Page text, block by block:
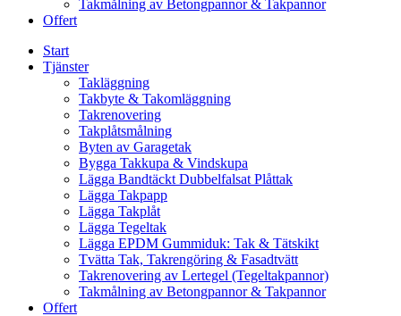
Takmålning av Betongpannor & Takpannor
Offert
Start
Tjänster
Takläggning
Takbyte & Takomläggning
Takrenovering
Takplåtsmålning
Byten av Garagetak
Bygga Takkupa & Vindskupa
Lägga Bandtäckt Dubbelfalsat Plåttak
Lägga Takpapp
Lägga Takplåt
Lägga Tegeltak
Lägga EPDM Gummiduk: Tak & Tätskikt
Tvätta Tak, Takrengöring & Fasadtvätt
Takrenovering av Lertegel (Tegeltakpannor)
Takmålning av Betongpannor & Takpannor
Offert